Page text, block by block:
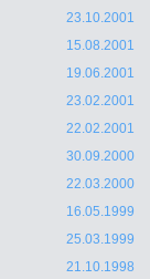
23.10.2001
15.08.2001
19.06.2001
23.02.2001
22.02.2001
30.09.2000
22.03.2000
16.05.1999
25.03.1999
21.10.1998